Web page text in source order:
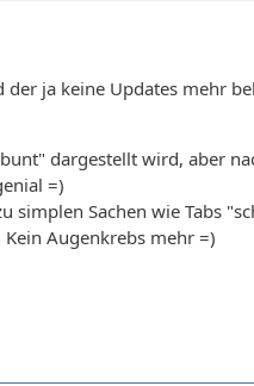
ja keine Updates mehr
dargestellt wird, aber
=)
simplen Sachen wie Tabs
Kein Augenkrebs mehr =)